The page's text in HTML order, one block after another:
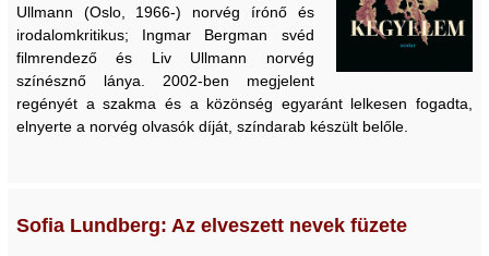
Ullmann (Oslo, 1966-) norvég írónő és
irodalomkritikus; Ingmar Bergman svéd
filmrendező és Liv Ullmann norvég
színésznő lánya. 2002-ben megjelent
regényét a szakma és a közönség egyaránt lelkesen fogadta,
elnyerte a norvég olvasók díját, színdarab készült belőle.
Sofia Lundberg: Az elveszett nevek füzete